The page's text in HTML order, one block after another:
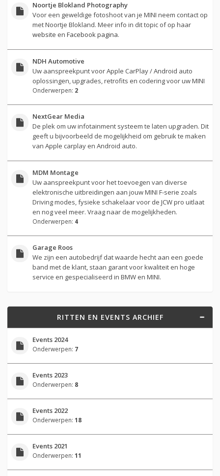
Noortje Blokland Photography
Voor een geweldige fotoshoot van je MINI neem contact op
met Noortje Blokland. Meer info in dit topic of op haar
website en Facebook pagina.
NDH Automotive
Uw aanspreekpunt voor Apple CarPlay / Android auto
oplossingen, upgrades, retrofits en codering voor uw MINI
Onderwerpen: 2
NextGear Media
De plek om uw infotainment systeem te laten upgraden. Dit
geeft u bijvoorbeeld de mogelijkheid om gebruik te maken
van Apple carplay en Android auto.
MDM Montage
Uw aanspreekpunt voor het toevoegen van diverse
elektronische uitbreidingen aan jouw MINI F-serie zoals
Driving modes, fysieke schakelaar voor de JCW pro uitlaat
en nog veel meer. Vraag naar de mogelijkheden.
Onderwerpen: 4
Garage Roos
We zijn een autobedrijf dat waarde hecht aan een goede
band met de klant, staan garant voor kwaliteit en hoge
service en gespecialiseerd in BMW en MINI.
RITTEN EN EVENTS ARCHIEF
Events 2024
Onderwerpen: 7
Events 2023
Onderwerpen: 8
Events 2022
Onderwerpen: 18
Events 2021
Onderwerpen: 11